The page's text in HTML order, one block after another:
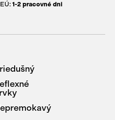
1-2 pracovné dni